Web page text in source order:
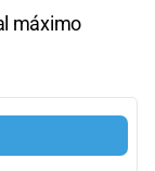
máximo